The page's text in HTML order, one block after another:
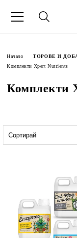
Начало ТОРОВЕ И
Комплекти Xpert Nutrients
Комплекти